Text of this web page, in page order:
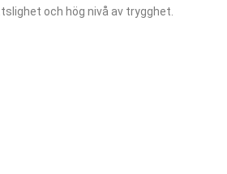
och hög nivå av trygghet.